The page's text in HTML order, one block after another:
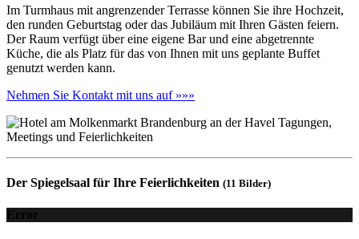
Im Turmhaus mit angrenzender Terrasse können Sie ihre Hochzeit,
den runden Geburtstag oder das Jubiläum mit Ihren Gästen feiern.
Der Raum verfügt über eine eigene Bar und eine abgetrennte
Küche, die als Platz für das von Ihnen mit uns geplante Buffet
genutzt werden kann.
Nehmen Sie Kontakt mit uns auf »»»
Der Spiegelsaal für Ihre Feierlichkeiten (11 Bilder)
Error